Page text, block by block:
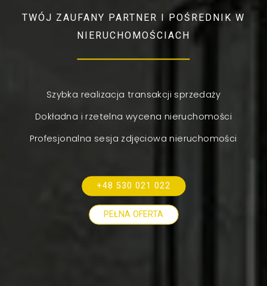
TWÓJ ZAUFANY PARTNER I POŚREDNIK W
NIERUCHOMOŚCIACH
Szybka realizacja transakcji sprzedaży
Dokładna i rzetelna wycena nieruchomości
Profesjonalna sesja zdjęciowa nieruchomości
+48 530 021 022
PEŁNA OFERTA